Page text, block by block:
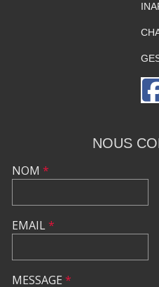
NOUS
NOM *
EMAIL*
MESSAGE *